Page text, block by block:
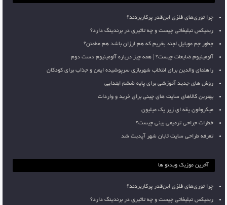
چرا توری‌های فلزی این‌قدر پرکاربردند؟
ریمیکس تبلیغاتی چیست و چه تاثیری در برندینگ دارد؟
چطور جم موبایل لجند بخریم که هم ارزان باشد هم مطمئن؟
آلومینیوم ضایعات چیست؟ | همه چیز درباره آلومینیوم دست دوم
راهنمای والدین برای انتخاب شهربازی سرپوشیده ایمن و جذاب برای کودکان
روش های جدید آموزشی برای پایه ششم ابتدایی
بهترین کالاهای سایت های چینی برای خرید و واردات
میکروفون یقه ای زیر یک میلیون
خطرات جراحی ترمیمی بینی چیست؟
تعرفه طراحی سایت تابان شهر آپدیت شد
آخرین موزیک ویدئو ها
چرا توری‌های فلزی این‌قدر پرکاربردند؟
ریمیکس تبلیغاتی چیست و چه تاثیری در برندینگ دارد؟